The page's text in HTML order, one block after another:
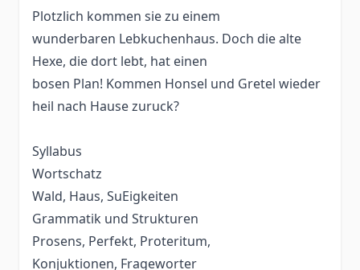
Plotzlich kommen sie zu einem
wunderbaren Lebkuchenhaus. Doch die alte
Hexe, die dort lebt, hat einen
bosen Plan! Kommen Honsel und Gretel wieder
heil nach Hause zuruck?
Syllabus
Wortschatz
Wald, Haus, SuEigkeiten
Grammatik und Strukturen
Prosens, Perfekt, Proteritum,
Konjuktionen, Frageworter